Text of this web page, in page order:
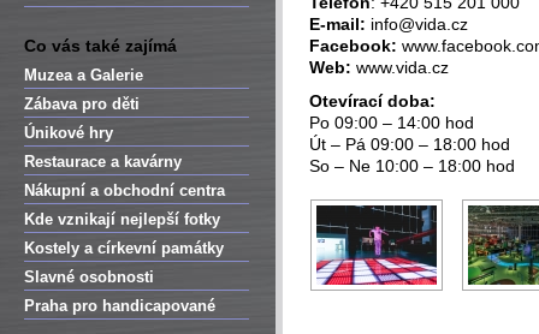
Co vás také zajímá
Muzea a Galerie
Zábava pro děti
Únikové hry
Restaurace a kavárny
Nákupní a obchodní centra
Kde vznikají nejlepší fotky
Kostely a církevní památky
Slavné osobnosti
Praha pro handicapované
E-mail: info@vida.cz
Facebook:
Web: www.vida.cz
Otevírací doba:
Po 09:00 – 14:00 hod
Út – Pá 09:00 – 18:00 hod
So – Ne 10:00 – 18:00 hod